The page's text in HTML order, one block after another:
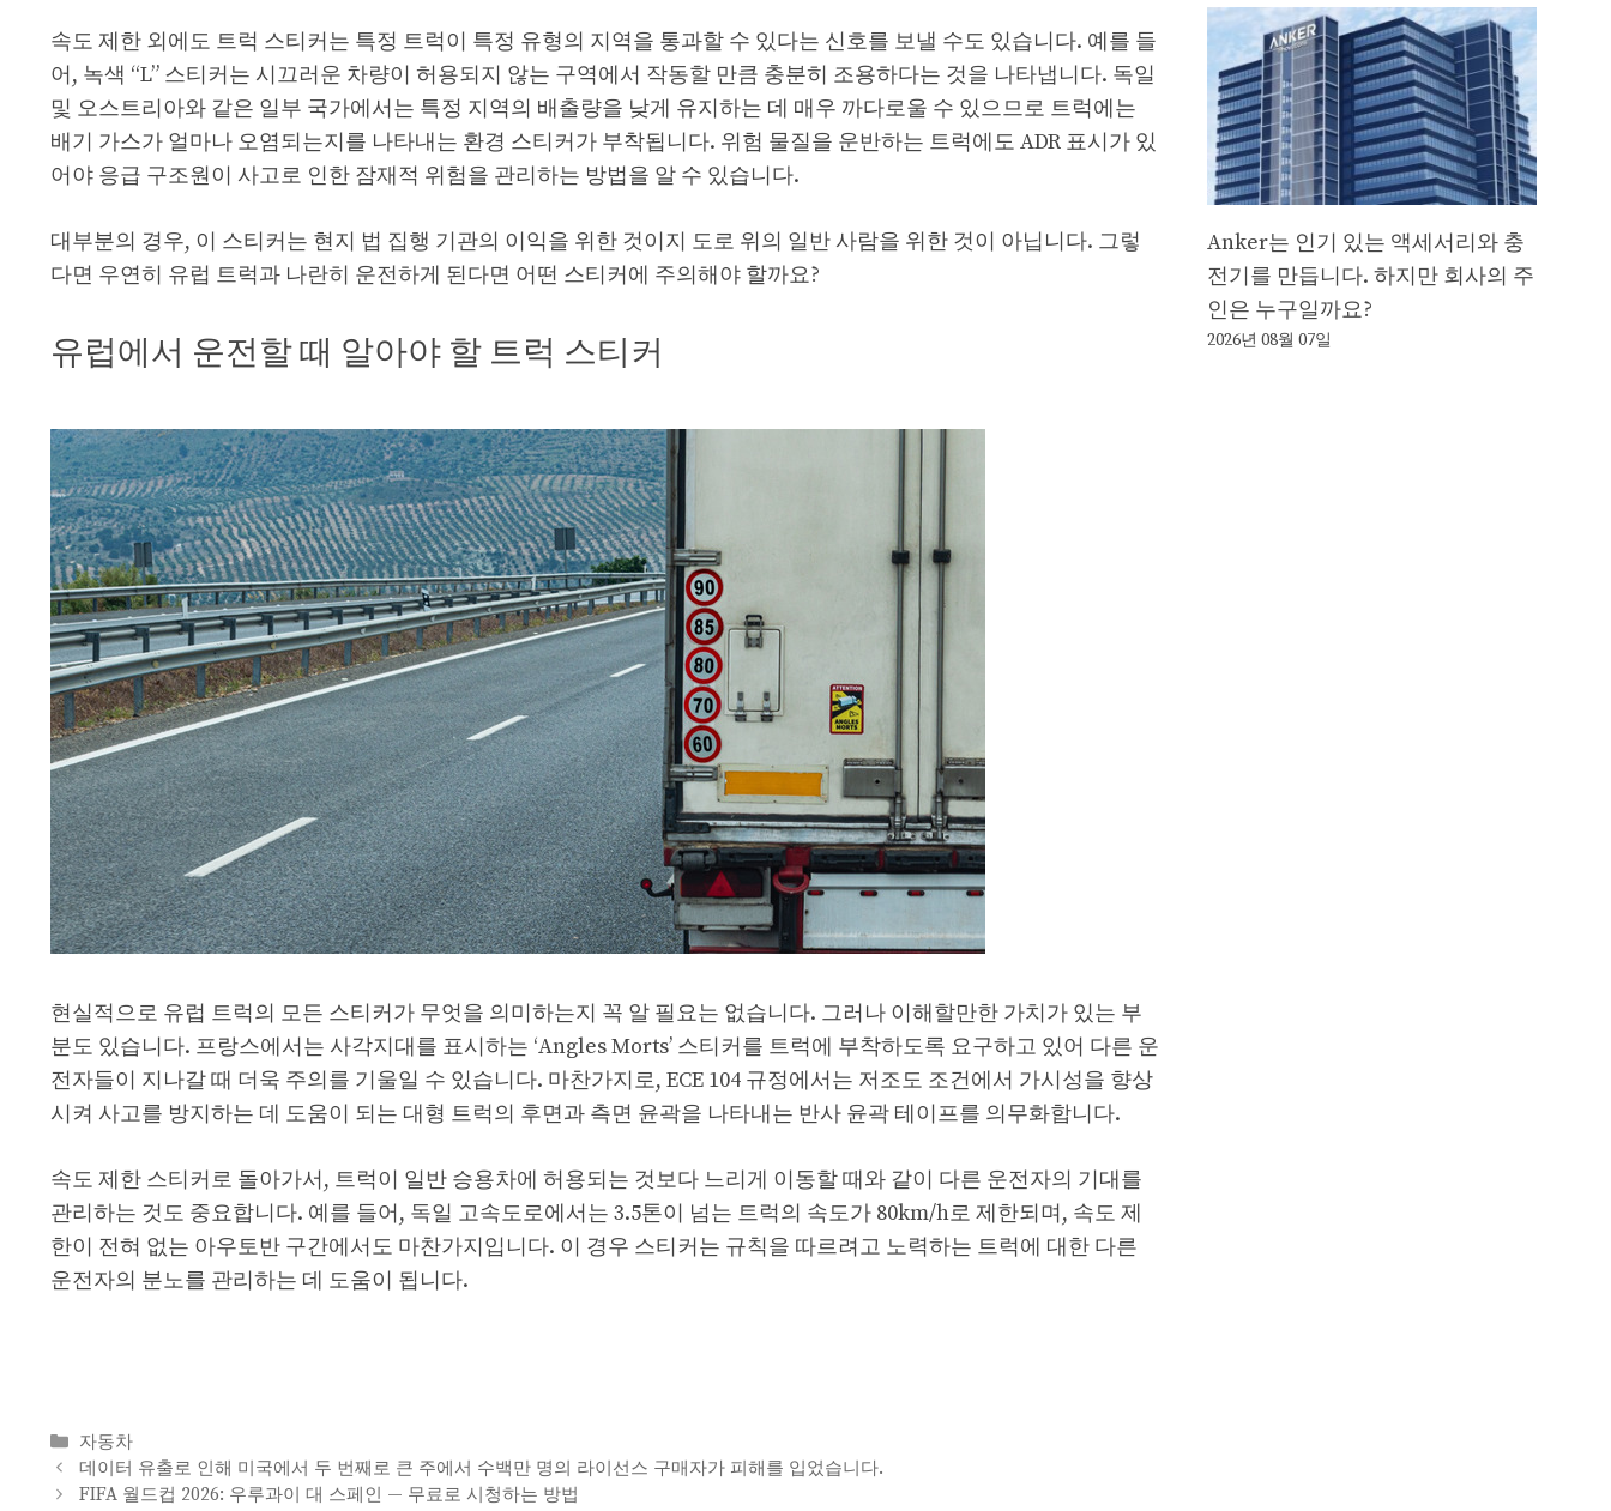
속도 제한 외에도 트럭 스티커는 특정 트럭이 특정 유형의 지역을 통과할 수 있다는 신호를 보낼 수도 있습니다. 예를 들
어, 녹색 “L” 스티커는 시끄러운 차량이 허용되지 않는 구역에서 작동할 만큼 충분히 조용하다는 것을 나타냅니다. 독일
및 오스트리아와 같은 일부 국가에서는 특정 지역의 배출량을 낮게 유지하는 데 매우 까다로울 수 있으므로 트럭에는
배기 가스가 얼마나 오염되는지를 나타내는 환경 스티커가 부착됩니다. 위험 물질을 운반하는 트럭에도 ADR 표시가 있
어야 응급 구조원이 사고로 인한 잠재적 위험을 관리하는 방법을 알 수 있습니다.
대부분의 경우, 이 스티커는 현지 법 집행 기관의 이익을 위한 것이지 도로 위의 일반 사람을 위한 것이 아닙니다. 그렇
다면 우연히 유럽 트럭과 나란히 운전하게 된다면 어떤 스티커에 주의해야 할까요?
유럽에서 운전할 때 알아야 할 트럭 스티커
현실적으로 유럽 트럭의 모든 스티커가 무엇을 의미하는지 꼭 알 필요는 없습니다. 그러나 이해할만한 가치가 있는 부
분도 있습니다. 프랑스에서는 사각지대를 표시하는 ‘Angles Morts’ 스티커를 트럭에 부착하도록 요구하고 있어 다른 운
전자들이 지나갈 때 더욱 주의를 기울일 수 있습니다. 마찬가지로, ECE 104 규정에서는 저조도 조건에서 가시성을 향상
시켜 사고를 방지하는 데 도움이 되는 대형 트럭의 후면과 측면 윤곽을 나타내는 반사 윤곽 테이프를 의무화합니다.
속도 제한 스티커로 돌아가서, 트럭이 일반 승용차에 허용되는 것보다 느리게 이동할 때와 같이 다른 운전자의 기대를
관리하는 것도 중요합니다. 예를 들어, 독일 고속도로에서는 3.5톤이 넘는 트럭의 속도가 80km/h로 제한되며, 속도 제
한이 전혀 없는 아우토반 구간에서도 마찬가지입니다. 이 경우 스티커는 규칙을 따르려고 노력하는 트럭에 대한 다른
운전자의 분노를 관리하는 데 도움이 됩니다.
Categories
자동차
데이터 유출로 인해 미국에서 두 번째로 큰 주에서 수백만 명의 라이선스 구매자가 피해를 입었습니다.
FIFA 월드컵 2026: 우루과이 대 스페인 — 무료로 시청하는 방법
Anker는 인기 있는 액세서리와 충
전기를 만듭니다. 하지만 회사의 주
인은 누구일까요?
2026년 08월 07일